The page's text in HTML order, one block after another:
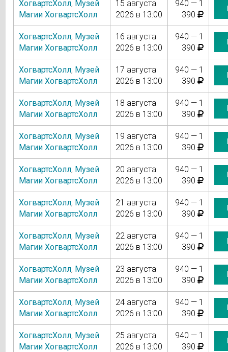
ХогвартсХолл, Музей
Магии ХогвартсХолл
15 августа
2026 в 13:00
940 — 1
390
ХогвартсХолл, Музей
Магии ХогвартсХолл
16 августа
2026 в 13:00
940 — 1
390
ХогвартсХолл, Музей
Магии ХогвартсХолл
17 августа
2026 в 13:00
940 — 1
390
ХогвартсХолл, Музей
Магии ХогвартсХолл
18 августа
2026 в 13:00
940 — 1
390
ХогвартсХолл, Музей
Магии ХогвартсХолл
19 августа
2026 в 13:00
940 — 1
390
ХогвартсХолл, Музей
Магии ХогвартсХолл
20 августа
2026 в 13:00
940 — 1
390
ХогвартсХолл, Музей
Магии ХогвартсХолл
21 августа
2026 в 13:00
940 — 1
390
ХогвартсХолл, Музей
Магии ХогвартсХолл
22 августа
2026 в 13:00
940 — 1
390
ХогвартсХолл, Музей
Магии ХогвартсХолл
23 августа
2026 в 13:00
940 — 1
390
ХогвартсХолл, Музей
Магии ХогвартсХолл
24 августа
2026 в 13:00
940 — 1
390
ХогвартсХолл, Музей
Магии ХогвартсХолл
25 августа
2026 в 13:00
940 — 1
390